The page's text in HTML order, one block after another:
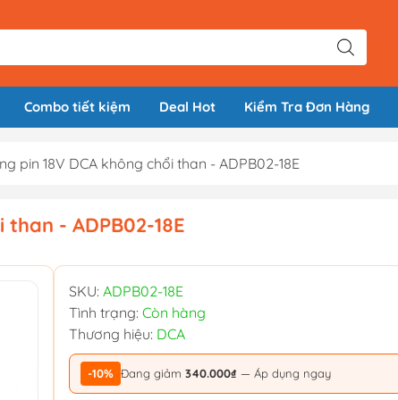
Combo tiết kiệm Deal Hot Kiểm Tra Đơn Hàng
pin 18V DCA không chổi than - ADPB02-18E
- ADPB02-18E
SKU: ADPB02-18E
Tình trạng: Còn hàng
Thương hiệu: DCA
-10% Đang giảm 340.000₫ — Áp dụng ngay